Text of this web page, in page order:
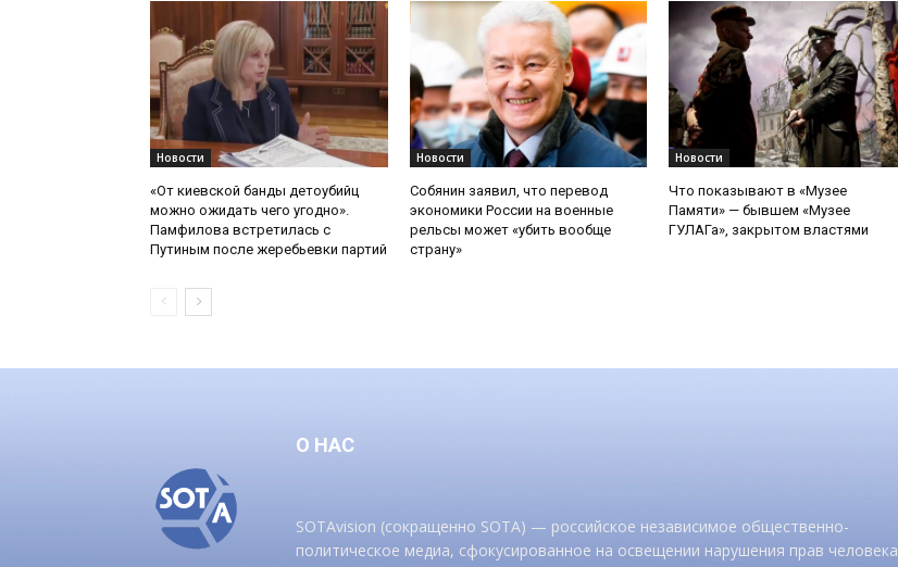
Новости
«От киевской банды детоубийц
можно ожидать чего угодно».
Памфилова встретилась с
Путиным после жеребьевки партий
Новости
Собянин заявил, что перевод
экономики России на военные
рельсы может «убить вообще
страну»
Новости
Что показывают в «Музее
Памяти» — бывшем «Музее
ГУЛАГа», закрытом властями
О НАС
SOTAvision (сокращенно SOTA) — российское независимое общественно-
политическое медиа, сфокусированное на освещении нарушения прав человека